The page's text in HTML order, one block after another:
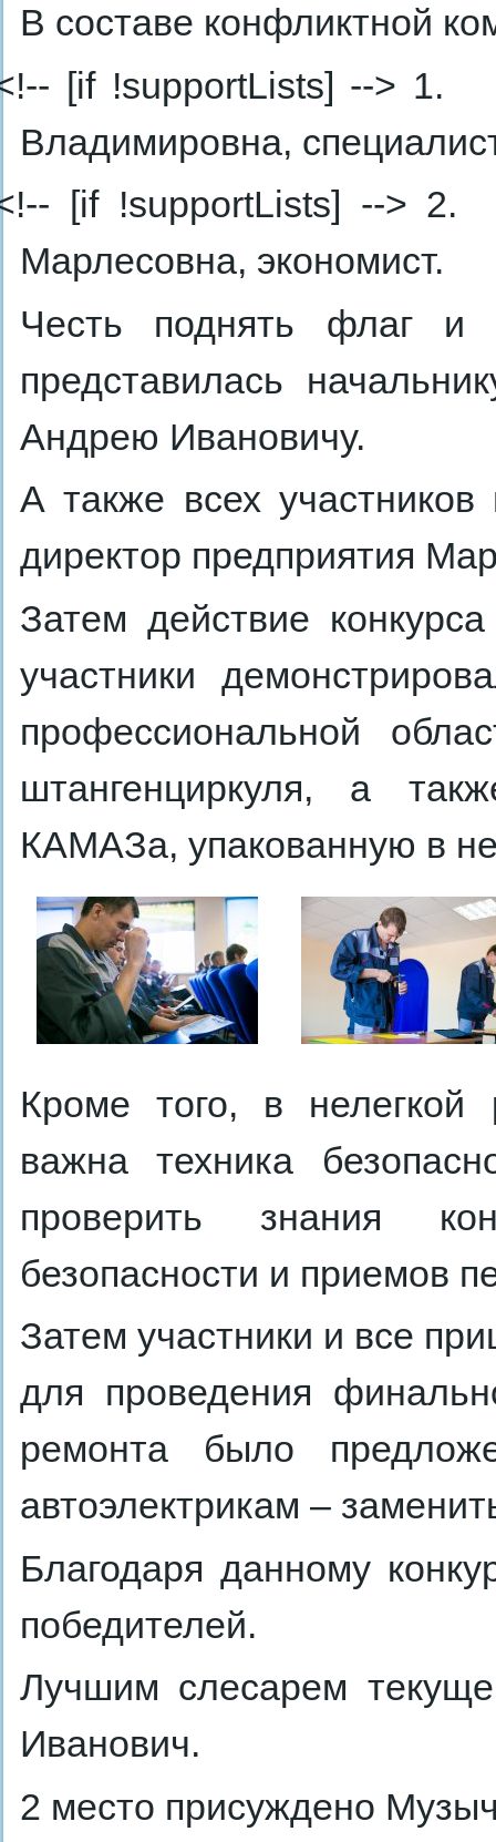
В составе конфликтной
[if !supportLists] --> 1.
Владимировна,
[if !supportLists] --> 2.
Марлесовна, экономист.
Честь поднять флаг и
представилась
Андрею Ивановичу.
А также всех участников
директор предприятия
Затем действие
участники
профессиональной
штангенциркуля, а
КАМАЗа, упакованную в
Кроме того, в нелегкой
важна техника
проверить знания
безопасности и приемов
Затем участники и все
для проведения
ремонта было
автоэлектрикам –
Благодаря данному
победителей.
Лучшим слесарем
Иванович.
2 место присуждено